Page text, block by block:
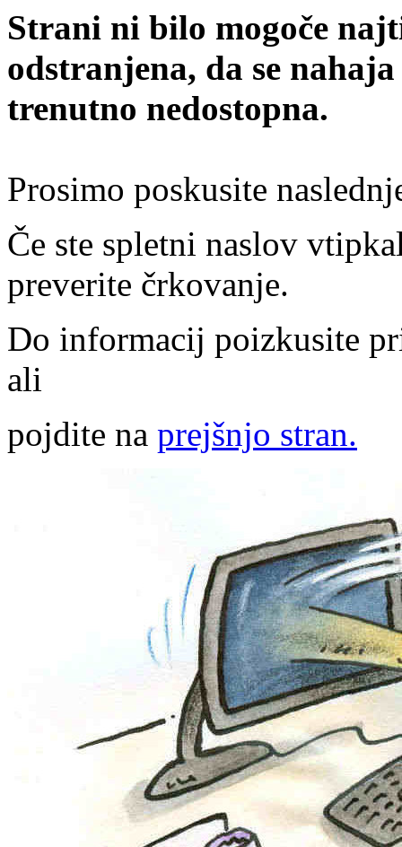
Strani ni bilo mogoče
odstranjena, da se
trenutno nedostopna.
Prosimo poskusite
Če ste spletni naslov
preverite črkovanje.
Do informacij poizkusite
ali
pojdite na prejšnjo stran.